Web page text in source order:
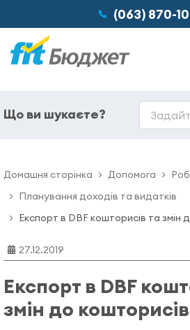
(063) 870-
Відгуки
Ціни
Допомога
Що ви шукаєте?
Домашня сторінка Допомога
Планування доходів та видатків
Eкспорт в DBF кошторисів та змін
27.12.2019
Eкспорт в DBF
змін до кошторисів